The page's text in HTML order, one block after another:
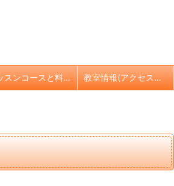
レッスンコースと料金 教室情報(アクセスなど)